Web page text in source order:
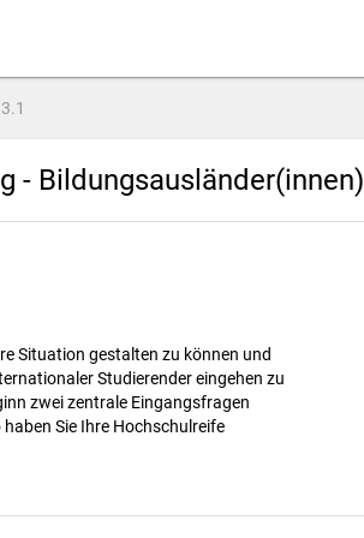
3.1
- Bildungsausländer(innen)
Situation gestalten zu können und
Studierender eingehen zu
zwei zentrale Eingangsfragen
Sie Ihre Hochschulreife